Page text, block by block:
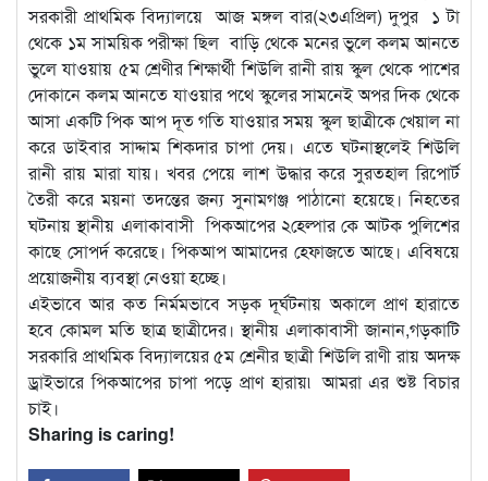
সরকারী প্রাথমিক বিদ্যালয়ে আজ মঙ্গল বার(২৩এপ্রিল) দুপুর ১ টা
থেকে ১ম সাময়িক পরীক্ষা ছিল বাড়ি থেকে মনের ভুলে কলম আনতে
ভুলে যাওয়ায় ৫ম শ্রেণীর শিক্ষার্থী শিউলি রানী রায় স্কুল থেকে পাশের
দোকানে কলম আনতে যাওয়ার পথে স্কুলের সামনেই অপর দিক থেকে
আসা একটি পিক আপ দূত গতি যাওয়ার সময় স্কুল ছাত্রীকে খেয়াল না
করে ডাইবার সাদ্দাম শিকদার চাপা দেয়। এতে ঘটনাস্থলেই শিউলি
রানী রায় মারা যায়। খবর পেয়ে লাশ উদ্ধার করে সুরতহাল রিপোর্ট
তৈরী করে ময়না তদন্তের জন্য সুনামগঞ্জ পাঠানো হয়েছে। নিহতের
ঘটনায় স্থানীয় এলাকাবাসী পিকআপের ২হেল্পার কে আটক পুলিশের
কাছে সোপর্দ করেছে। পিকআপ আমাদের হেফাজতে আছে। এবিষয়ে
প্রয়োজনীয় ব্যবস্থা নেওয়া হচ্ছে।
এইভাবে আর কত নির্মমভাবে সড়ক দূর্ঘটনায় অকালে প্রাণ হারাতে
হবে কোমল মতি ছাত্র ছাত্রীদের। স্থানীয় এলাকাবাসী জানান,গড়কাটি
সরকারি প্রাথমিক বিদ্যালয়ের ৫ম শ্রেনীর ছাত্রী শিউলি রাণী রায় অদক্ষ
ড্রাইভারে পিকআপের চাপা পড়ে প্রাণ হারায়৷ আমরা এর শুষ্ট বিচার
চাই।
Sharing is caring!